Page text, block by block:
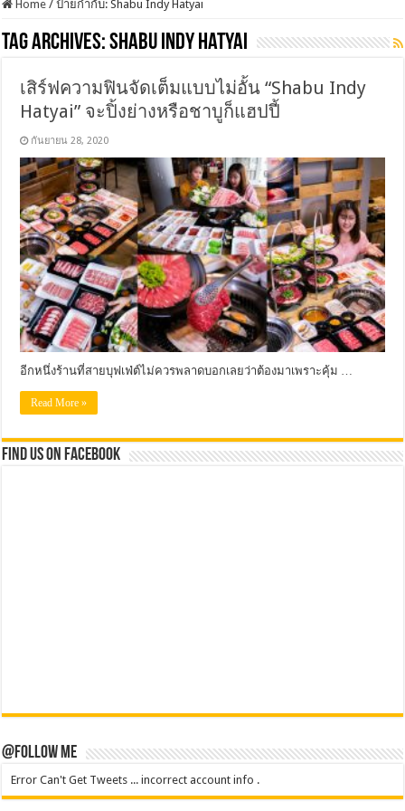
Home / ป้ายกำกับ:Shabu Indy Hatyai
Tag Archives:Shabu Indy Hatyai
เสิร์ฟความฟินจัดเต็มแบบไม่อั้น “Shabu Indy
Hatyai” จะปิ้งย่างหรือชาบูก็แฮปปี้
กันยายน 28, 2020
อีกหนึ่งร้านที่สายบุฟเฟ่ต์ไม่ควรพลาดบอกเลยว่าต้องมาเพราะคุ้ม …
Read More »
Find us on Facebook
@Follow Me
Error Can't Get Tweets ... incorrect account info .